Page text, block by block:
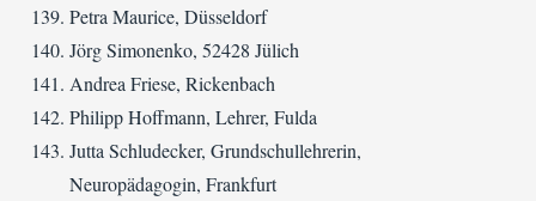
Petra Maurice, Düsseldorf
Jörg Simonenko, 52428 Jülich
Andrea Friese, Rickenbach
Philipp Hoffmann, Lehrer, Fulda
Jutta Schludecker, Grundschullehrerin,
Neuropädagogin, Frankfurt